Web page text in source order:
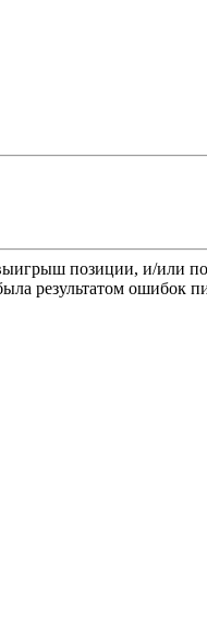
позиции, и/или
результатом ошибок